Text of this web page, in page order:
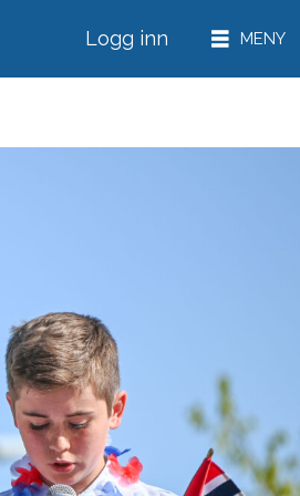
Logg inn